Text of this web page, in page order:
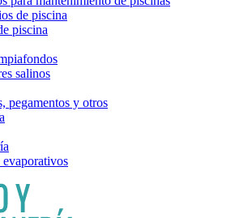
de piscina
piscina
salinos
pegamentos y otros